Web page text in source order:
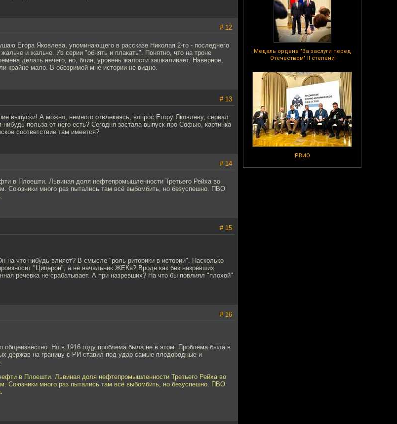
Медаль ордена "За заслуги перед
Отечеством" II степени
РВИО
# 12
Егора Яковлева, упоминающего в рассказе Николая 2-го - последнего
и жальче. Из серии "обнять и плакать". Понятно, что на троне
делать нечего, но, блин, уровень жалости зашкаливает. Наверное,
крайне мало. В обозримой мне истории не видно.
# 13
выпуски! А можно, немного отвлекаясь, вопрос Егору Яковлеву, сериал
нибудь польза от него есть? Сегодня застала выпуск про Софью, картинка
соответствие там имеется?
# 14
в Плоешти. Львиная доля нефтепромышленности Третьего Рейха во
Союзники много раз пытались там всё выбомбить, но безуспешно. ПВО
# 15
на что-нибудь влияет? В смысле "роль риторики в истории". Насколько
"Цицерон", а не начальник ЖЕКа? Вроде как без назревших
речевка не срабатывает. А при назревших? На что бы повлиял "плохой"
# 16
общеизвестно. Но в 1916 году проблема была не в этом. Проблема была в
держав на границу с РИ ставил под удар самые плодородные и
в Плоешти. Львиная доля нефтепромышленности Третьего Рейха во
Союзники много раз пытались там всё выбомбить, но безуспешно. ПВО